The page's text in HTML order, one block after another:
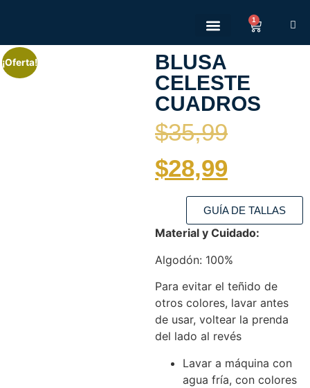
1
¡Oferta!
BLUSA
CELESTE
CUADROS
$35,99
$28,99
GUÍA DE TALLAS
Material y Cuidado:
Algodón: 100%
Para evitar el teñido de
otros colores, lavar antes
de usar, voltear la prenda
del lado al revés
Lavar a máquina con
agua fría, con colores